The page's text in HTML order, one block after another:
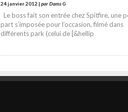
24 janvier 2012 | par Dams G
Le boss fait son entrée chez Spitfire, une
part s’imposée pour l’occasion, filmé dans
différents park (celui de [&hellip